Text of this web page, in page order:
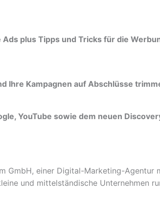
plus Tipps und Tricks für die
Ihre Kampagnen auf Abschlüsse
YouTube sowie dem neuen
GmbH, einer Digital-Marketing-Agentur
und mittelständische Unternehmen